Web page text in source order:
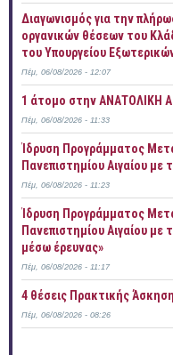
Διαγωνισμός για την
οργανικών θέσεων του
του Υπουργείου
Πέμ, 06/08/2026 - 12:07
1 άτομο στην ΑΝΑΤΟΛΙΚΗ
Πέμ, 06/08/2026 - 11:33
Ίδρυση Προγράμματος
Πανεπιστημίου Αιγαίου
Πέμ, 06/08/2026 - 11:23
Ίδρυση Προγράμματος
Πανεπιστημίου Αιγαίου
μέσω έρευνας»
Πέμ, 06/08/2026 - 11:17
4 θέσεις Πρακτικής
Πέμ, 06/08/2026 - 08:26